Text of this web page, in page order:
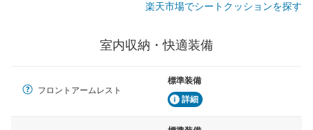
楽天市場でシートクッションを探す
室内収納・快適装備
フロントアームレスト
標準装備
詳細